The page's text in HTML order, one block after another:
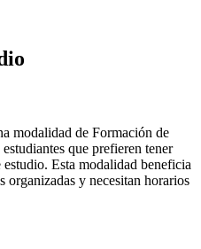
modalidad de Formación de
que prefieren tener
Esta modalidad beneficia
organizadas y necesitan horarios